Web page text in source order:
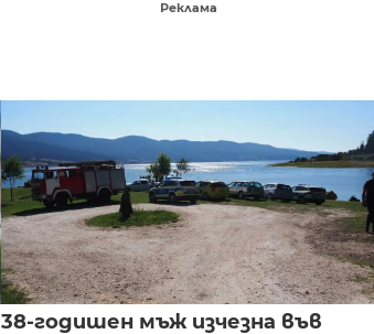
Реклама
38-годишен мъж изчезна във